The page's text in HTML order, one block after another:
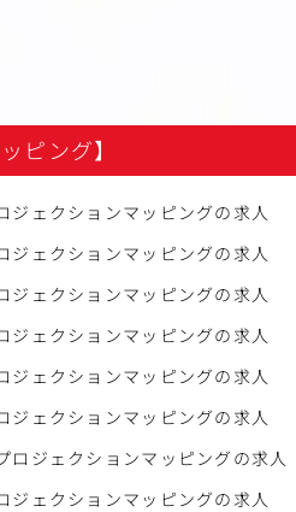
ピング】
ジェクションマッピングの求人
ジェクションマッピングの求人
ジェクションマッピングの求人
ェクションマッピングの求人
ェクションマッピングの求人
ェクションマッピングの求人
ジェクションマッピングの求人
ジェクションマッピングの求人